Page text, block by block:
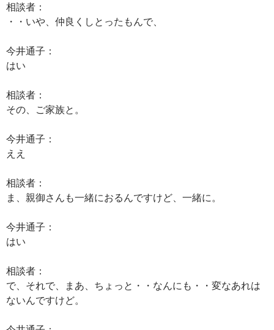
相談者：
・・いや、仲良くしとったもんで、
今井通子：
はい
相談者：
その、ご家族と。
今井通子：
ええ
相談者：
ま、親御さんも一緒におるんですけど、一緒に。
今井通子：
はい
相談者：
で、それで、まあ、ちょっと・・なんにも・・変なあれは
ないんですけど。